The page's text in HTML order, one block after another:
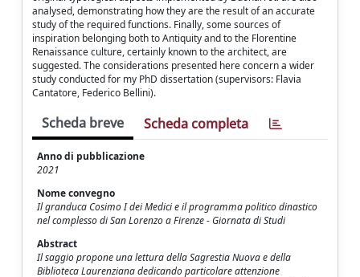
analysed, demonstrating how they are the result of an accurate
study of the required functions. Finally, some sources of
inspiration belonging both to Antiquity and to the Florentine
Renaissance culture, certainly known to the architect, are
suggested. The considerations presented here concern a wider
study conducted for my PhD dissertation (supervisors: Flavia
Cantatore, Federico Bellini).
Scheda breve Scheda completa
Anno di pubblicazione
2021
Nome convegno
Il granduca Cosimo I dei Medici e il programma politico dinastico
nel complesso di San Lorenzo a Firenze - Giornata di Studi
Abstract
Il saggio propone una lettura della Sagrestia Nuova e della
Biblioteca Laurenziana dedicando particolare attenzione